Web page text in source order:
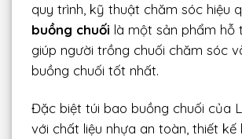
quy trình, kỹ thuật chăm sóc hiệu
buồng chuối là một sản phẩm hỗ
giúp người trồng chuối chăm sóc
buồng chuối tốt nhất.
Đặc biệt túi bao buồng chuối của
với chất liệu nhựa an toàn, thiết kế